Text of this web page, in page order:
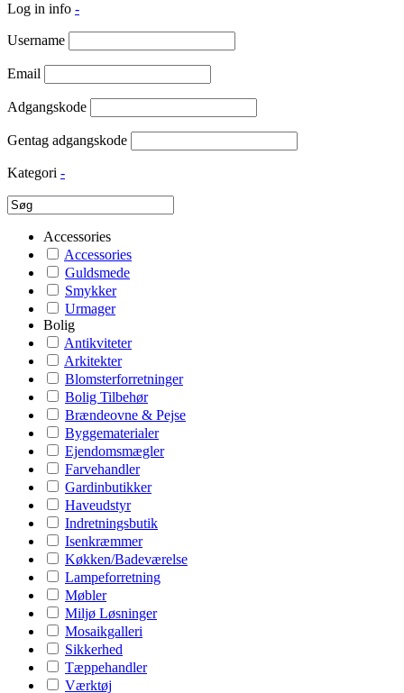
Log in info -
Username
Email
Adgangskode
Gentag adgangskode
Kategori -
Accessories
Accessories
Guldsmede
Smykker
Urmager
Bolig
Antikviteter
Arkitekter
Blomsterforretninger
Bolig Tilbehør
Brændeovne & Pejse
Byggematerialer
Ejendomsmægler
Farvehandler
Gardinbutikker
Haveudstyr
Indretningsbutik
Isenkræmmer
Køkken/Badeværelse
Lampeforretning
Møbler
Miljø Løsninger
Mosaikgalleri
Sikkerhed
Tæppehandler
Værktøj